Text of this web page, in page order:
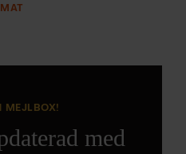
MEJLBOX!
med